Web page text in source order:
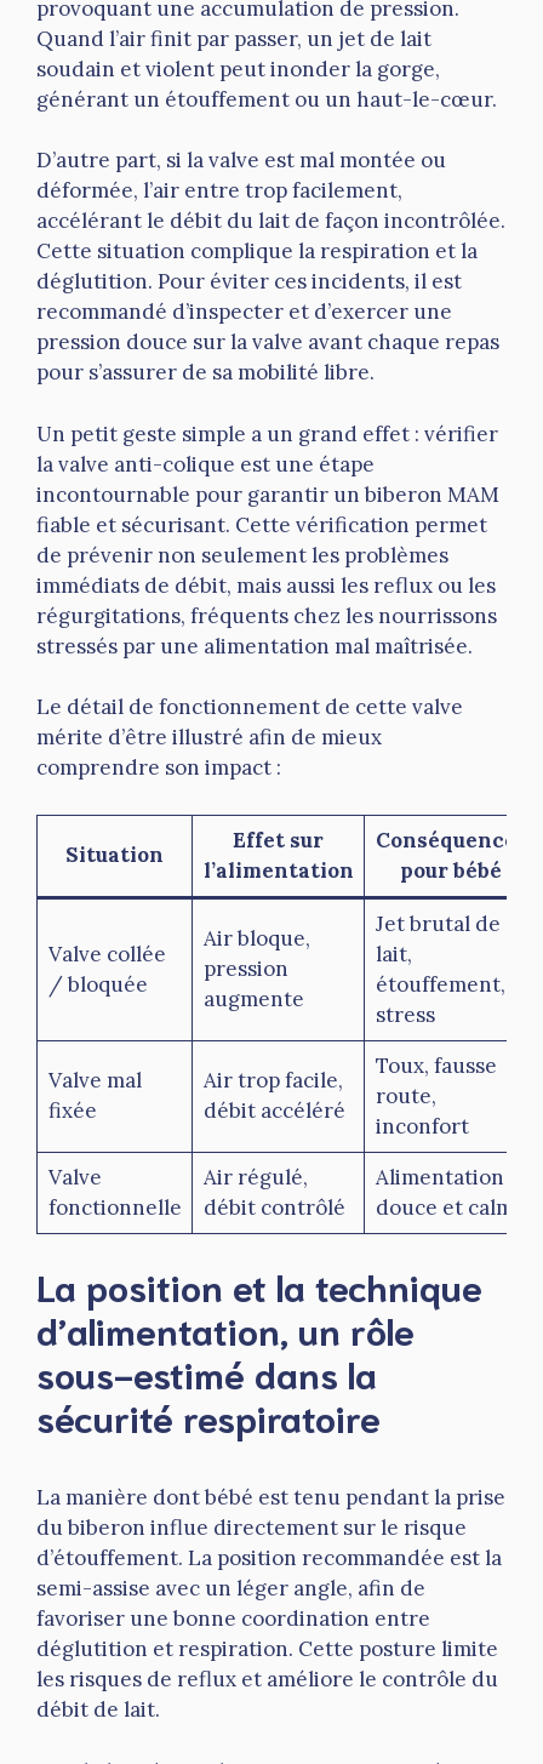
provoquant une accumulation de pression.
Quand l’air finit par passer, un jet de lait
soudain et violent peut inonder la gorge,
générant un étouffement ou un haut-le-cœur.
D’autre part, si la valve est mal montée ou
déformée, l’air entre trop facilement,
accélérant le débit du lait de façon incontrôlée.
Cette situation complique la respiration et la
déglutition. Pour éviter ces incidents, il est
recommandé d’inspecter et d’exercer une
pression douce sur la valve avant chaque repas
pour s’assurer de sa mobilité libre.
Un petit geste simple a un grand effet : vérifier
la valve anti-colique est une étape
incontournable pour garantir un biberon MAM
fiable et sécurisant. Cette vérification permet
de prévenir non seulement les problèmes
immédiats de débit, mais aussi les reflux ou les
régurgitations, fréquents chez les nourrissons
stressés par une alimentation mal maîtrisée.
Le détail de fonctionnement de cette valve
mérite d’être illustré afin de mieux
comprendre son impact :
Situation
Effet sur
l’alimentation
Conséquences
pour bébé
Valve collée
/ bloquée
Air bloque,
pression
augmente
Jet brutal de
lait,
étouffement,
stress
Valve mal
fixée
Air trop facile,
débit accéléré
Toux, fausse
route,
inconfort
Valve
fonctionnelle
Air régulé,
débit contrôlé
Alimentation
douce et calme
La position et la technique
d’alimentation, un rôle
sous-estimé dans la
sécurité respiratoire
La manière dont bébé est tenu pendant la prise
du biberon influe directement sur le risque
d’étouffement. La position recommandée est la
semi-assise avec un léger angle, afin de
favoriser une bonne coordination entre
déglutition et respiration. Cette posture limite
les risques de reflux et améliore le contrôle du
débit de lait.